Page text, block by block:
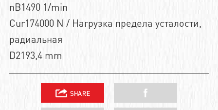
nB1490 1/min
Cur174000 N / Нагрузка предела усталости,
радиальная
D2193,4 mm